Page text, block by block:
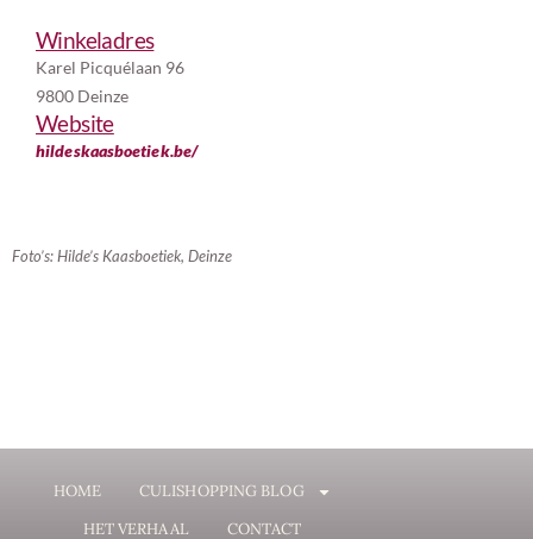
Winkeladres
Karel Picquélaan 96
9800 Deinze
Website
hildeskaasboetiek.be/
Foto’s: Hilde’s Kaasboetiek, Deinze
HOME
CULISHOPPING BLOG
HET VERHAAL
CONTACT